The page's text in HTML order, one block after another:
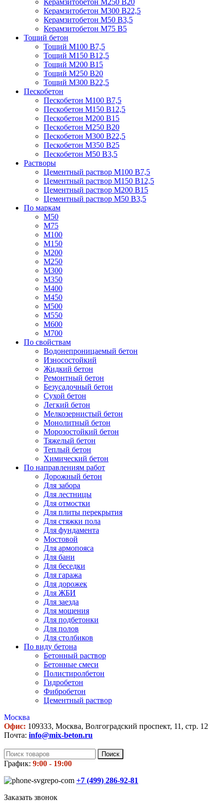
Керамзитобетон М250 В20
Керамзитобетон М300 В22,5
Керамзитобетон М50 В3,5
Керамзитобетон М75 В5
Тощий бетон
Тощий М100 В7,5
Тощий М150 В12,5
Тощий М200 В15
Тощий М250 В20
Тощий М300 В22,5
Пескобетон
Пескобетон М100 В7,5
Пескобетон М150 В12,5
Пескобетон М200 В15
Пескобетон М250 В20
Пескобетон М300 В22,5
Пескобетон М350 В25
Пескобетон М50 В3,5
Растворы
Цементный раствор М100 В7,5
Цементный раствор М150 В12,5
Цементный раствор М200 В15
Цементный раствор М50 В3,5
По маркам
М50
М75
М100
М150
М200
М250
М300
М350
М400
М450
М500
М550
М600
М700
По свойствам
Водонепроницаемый бетон
Износостойкий
Жидкий бетон
Ремонтный бетон
Безусадочный бетон
Сухой бетон
Легкий бетон
Мелкозернистый бетон
Монолитный бетон
Морозостойкий бетон
Тяжелый бетон
Теплый бетон
Химический бетон
По направлениям работ
Дорожный бетон
Для забора
Для лестницы
Для отмостки
Для плиты перекрытия
Для стяжки пола
Для фундамента
Мостовой
Для армопояса
Для бани
Для беседки
Для гаража
Для дорожек
Для ЖБИ
Для заезда
Для мощения
Для подбетонки
Для полов
Для столбиков
По виду бетона
Бетонный раствор
Бетонные смеси
Полистиролбетон
Гидробетон
Фибробетон
Цементный раствор
Москва
Офис: 109333, Москва, Волгоградский проспект, 11, стр. 12
Почта: info@mix-beton.ru
Поиск
График: 9:00 - 19:00
+7 (499) 286-92-81
Заказать звонок